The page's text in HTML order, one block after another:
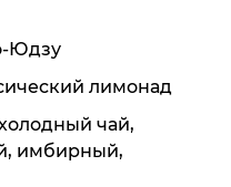
Юдзу
лимонад
чай,
имбирный,